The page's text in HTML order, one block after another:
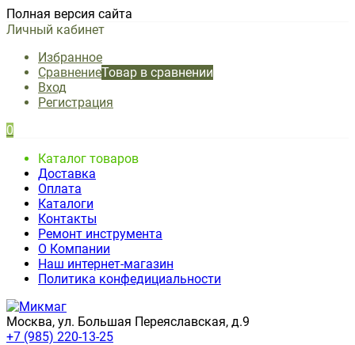
Полная версия сайта
Личный кабинет
Избранное
СравнениеТовар в сравнении
Вход
Регистрация
0
Каталог товаров
Доставка
Оплата
Каталоги
Контакты
Ремонт инструмента
О Компании
Наш интернет-магазин
Политика конфедициальности
Москва, ул. Большая Переяславская, д.9
+7 (985) 220-13-25